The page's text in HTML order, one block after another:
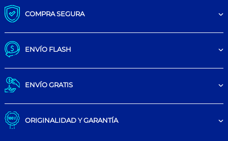
COMPRA SEGURA
ENVÍO FLASH
ENVÍO GRATIS
ORIGINALIDAD Y GARANTÍA